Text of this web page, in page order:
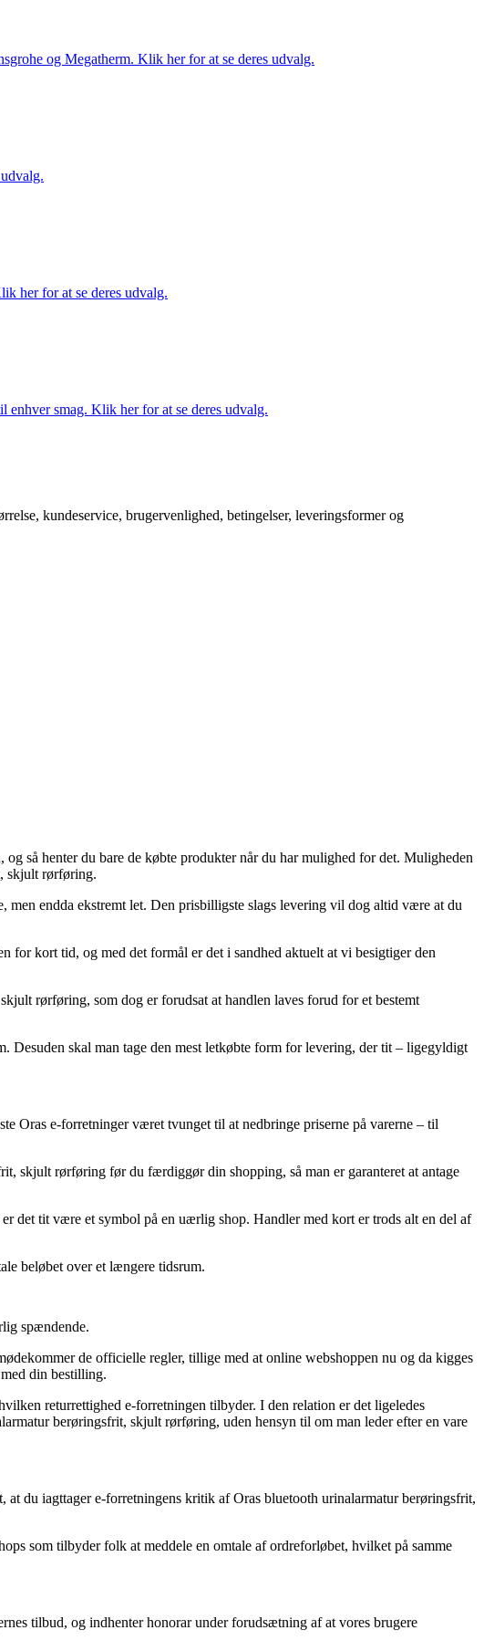
og Megatherm. Klik her for at se deres udvalg.
her for at se deres udvalg.
smag. Klik her for at se deres udvalg.
kundeservice, brugervenlighed, betingelser, leveringsformer og
så henter du bare de købte produkter når du har mulighed for det. Muligheden
skjult rørføring.
endda ekstremt let. Den prisbilligste slags levering vil dog altid være at du
kort tid, og med det formål er det i sandhed aktuelt at vi besigtiger den
rørføring, som dog er forudsat at handlen laves forud for et bestemt
Desuden skal man tage den mest letkøbte form for levering, der tit – ligegyldigt
Oras e-forretninger været tvunget til at nedbringe priserne på varerne – til
skjult rørføring før du færdiggør din shopping, så man er garanteret at antage
det tit være et symbol på en uærlig shop. Handler med kort er trods alt en del af
beløbet over et længere tidsrum.
spændende.
de officielle regler, tillige med at online webshoppen nu og da kigges
din bestilling.
returrettighed e-forretningen tilbyder. I den relation er det ligeledes
berøringsfrit, skjult rørføring, uden hensyn til om man leder efter en vare
du iagttager e-forretningens kritik af Oras bluetooth urinalarmatur berøringsfrit,
som tilbyder folk at meddele en omtale af ordreforløbet, hvilket på samme
tilbud, og indhenter honorar under forudsætning af at vores brugere